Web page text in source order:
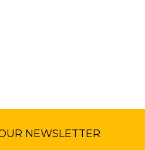
NEWSLETTER